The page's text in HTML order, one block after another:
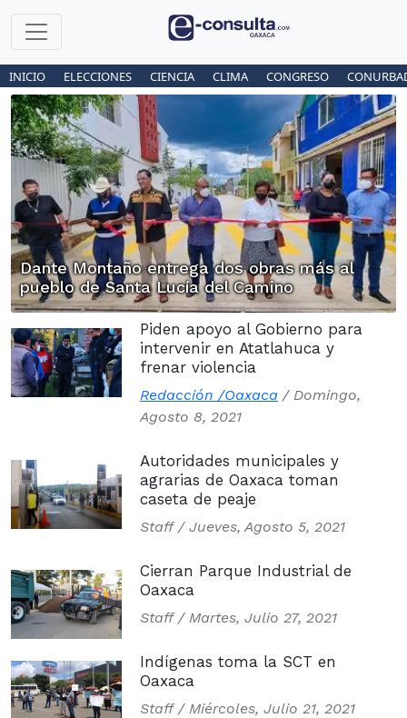
INICIO ELECCIONES CIENCIA CLIMA CONGRESO
Dante Montaño entrega dos obras más al
pueblo de Santa Lucía del Camino
Piden apoyo al Gobierno para
intervenir en Atatlahuca y
frenar violencia
Redacción /Oaxaca / Domingo,
Agosto 8, 2021
Autoridades municipales y
agrarias de Oaxaca toman
caseta de peaje
Staff / Jueves, Agosto 5, 2021
Cierran Parque Industrial de
Oaxaca
Staff / Martes, Julio 27, 2021
Indígenas toma la SCT en
Oaxaca
Staff / Miércoles, Julio 21, 2021